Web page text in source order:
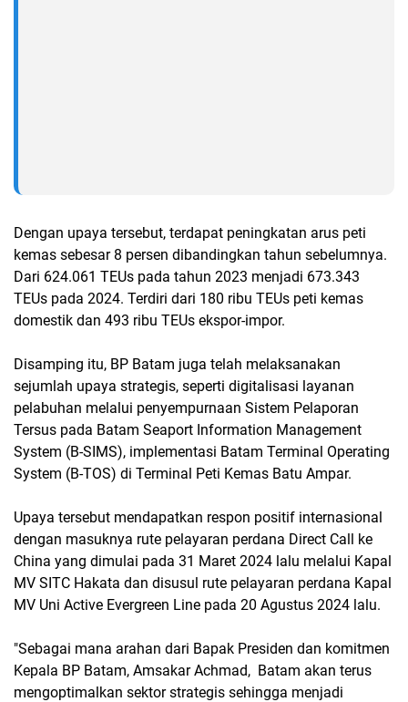
Dengan upaya tersebut, terdapat peningkatan arus peti
kemas sebesar 8 persen dibandingkan tahun sebelumnya.
Dari 624.061 TEUs pada tahun 2023 menjadi 673.343
TEUs pada 2024. Terdiri dari 180 ribu TEUs peti kemas
domestik dan 493 ribu TEUs ekspor-impor.
Disamping itu, BP Batam juga telah melaksanakan
sejumlah upaya strategis, seperti digitalisasi layanan
pelabuhan melalui penyempurnaan Sistem Pelaporan
Tersus pada Batam Seaport Information Management
System (B-SIMS), implementasi Batam Terminal Operating
System (B-TOS) di Terminal Peti Kemas Batu Ampar.
Upaya tersebut mendapatkan respon positif internasional
dengan masuknya rute pelayaran perdana Direct Call ke
China yang dimulai pada 31 Maret 2024 lalu melalui Kapal
MV SITC Hakata dan disusul rute pelayaran perdana Kapal
MV Uni Active Evergreen Line pada 20 Agustus 2024 lalu.
"Sebagai mana arahan dari Bapak Presiden dan komitmen
Kepala BP Batam, Amsakar Achmad, Batam akan terus
mengoptimalkan sektor strategis sehingga menjadi